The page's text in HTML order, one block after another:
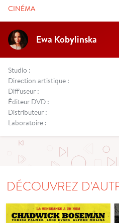
CINÉMA
Ewa Kobylinska
Studio :
Direction artistique :
Diffuseur :
Éditeur DVD :
Distributeur :
Laboratoire :
DÉCOUVREZ